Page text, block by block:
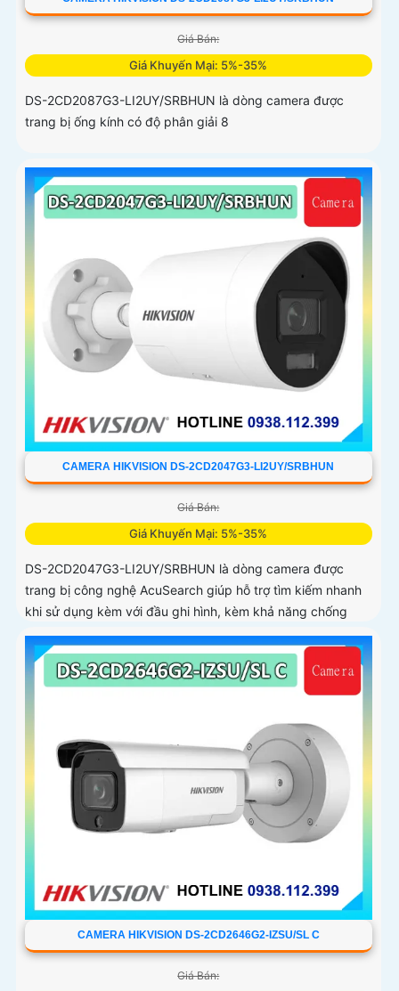
Giá Bán:
Giá Khuyến Mại: 5%-35%
DS-2CD2087G3-LI2UY/SRBHUN là dòng camera được
trang bị ống kính có độ phân giải 8
CAMERA HIKVISION DS-2CD2047G3-LI2UY/SRBHUN
Giá Bán:
Giá Khuyến Mại: 5%-35%
DS-2CD2047G3-LI2UY/SRBHUN là dòng camera được
trang bị công nghệ AcuSearch giúp hỗ trợ tìm kiếm nhanh
khi sử dụng kèm với đầu ghi hình, kèm khả năng chống
ngược sáng WDR 130dB, trang bị micro kép và loa hỗ trợ
đàm thoại 2 chiều, ống kính 4
CAMERA HIKVISION DS-2CD2646G2-IZSU/SL C
Giá Bán: